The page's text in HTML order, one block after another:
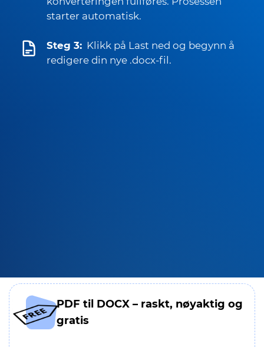
starter automatisk.
Steg 3: Klikk på Last ned og begynn å
redigere din nye .docx-fil.
PDF til DOCX – raskt, nøyaktig og
gratis